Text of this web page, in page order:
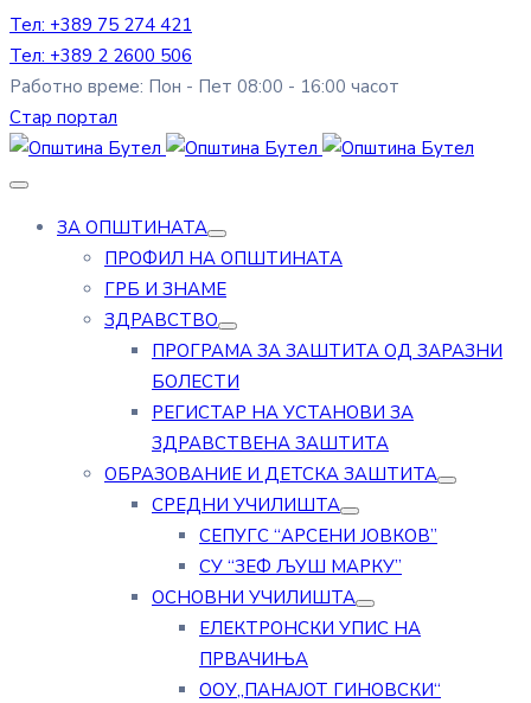
Тел: +389 75 274 421
Тел: +389 2 2600 506
Работно време: Пон - Пет 08:00 - 16:00 часот
Стар портал
ЗА ОПШТИНАТА
ПРОФИЛ НА ОПШТИНАТА
ГРБ И ЗНАМЕ
ЗДРАВСТВО
ПРОГРАМА ЗА ЗАШТИТА ОД ЗАРАЗНИ
БОЛЕСТИ
РЕГИСТАР НА УСТАНОВИ ЗА
ЗДРАВСТВЕНА ЗАШТИТА
ОБРАЗОВАНИЕ И ДЕТСКА ЗАШТИТА
СРЕДНИ УЧИЛИШТА
СЕПУГС “АРСЕНИ ЈОВКОВ”
СУ “ЗЕФ ЉУШ МАРКУ”
ОСНОВНИ УЧИЛИШТА
ЕЛЕКТРОНСКИ УПИС НА
ПРВАЧИЊА
ООУ„ПАНАЈОТ ГИНОВСКИ“